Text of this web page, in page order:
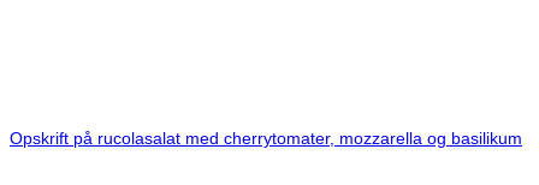
Opskrift på rucolasalat med cherrytomater, mozzarella og basilikum